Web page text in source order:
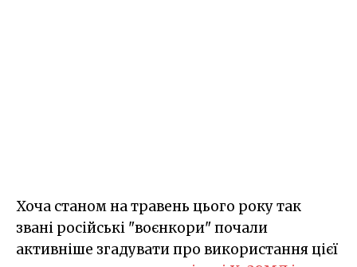
Хоча станом на травень цього року так
звані російські "воєнкори" почали
активніше згадувати про використання цієї